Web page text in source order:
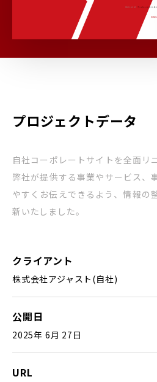
プロジェクトデータ
自社コーポレートサイトを全面リ
弊社が提供する事業やサービス、
やすくお伝えできるよう、情報の
新いたしました。
クライアント
株式会社アジャスト(自社)
公開日
2025年 6月 27日
URL